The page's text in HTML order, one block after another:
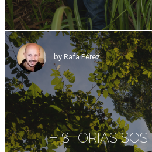
by Rafa Pérez
HISTORIAS